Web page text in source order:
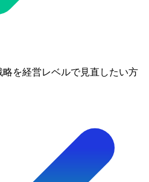
を経営レベルで見直したい方